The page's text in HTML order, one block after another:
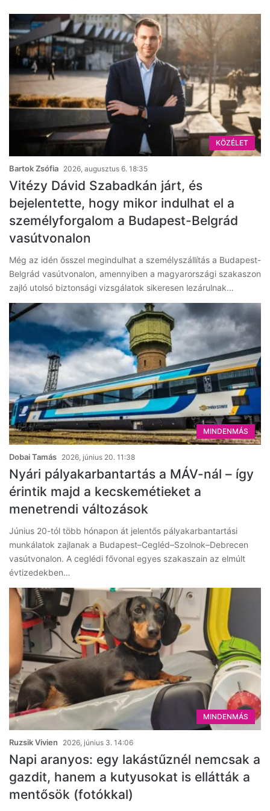
KÖZÉLET
Bartok Zsófia 2026, augusztus 6. 18:35
Vitézy Dávid Szabadkán járt, és
bejelentette, hogy mikor indulhat el a
személyforgalom a Budapest-Belgrád
vasútvonalon
Még az idén ősszel megindulhat a személyszállítás a Budapest-
Belgrád vasútvonalon, amennyiben a magyarországi szakaszon
zajló utolsó biztonsági vizsgálatok sikeresen lezárulnak…
MINDENMÁS
Dobai Tamás 2026, június 20. 11:38
Nyári pályakarbantartás a MÁV-nál – így
érintik majd a kecskemétieket a
menetrendi változások
Június 20-tól több hónapon át jelentős pályakarbantartási
munkálatok zajlanak a Budapest–Cegléd–Szolnok–Debrecen
vasútvonalon. A ceglédi fővonal egyes szakaszain az elmúlt
évtizedekben…
MINDENMÁS
Ruzsik Vivien 2026, június 3. 14:06
Napi aranyos: egy lakástűznél nemcsak a
gazdit, hanem a kutyusokat is ellátták a
mentősök (fotókkal)